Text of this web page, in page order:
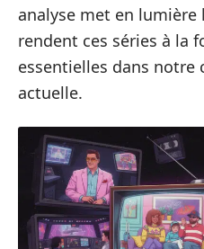
analyse met en lumière
rendent ces séries à la
essentielles dans notre
actuelle.